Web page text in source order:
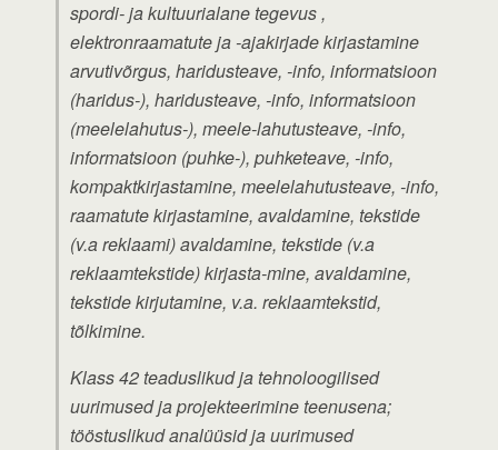
spordi- ja kultuurialane tegevus ,
elektronraamatute ja -ajakirjade kirjastamine
arvutivõrgus, haridusteave, -info, informatsioon
(haridus-), haridusteave, -info, informatsioon
(meelelahutus-), meele-lahutusteave, -info,
informatsioon (puhke-), puhketeave, -info,
kompaktkirjastamine, meelelahutusteave, -info,
raamatute kirjastamine, avaldamine, tekstide
(v.a reklaami) avaldamine, tekstide (v.a
reklaamtekstide) kirjasta-mine, avaldamine,
tekstide kirjutamine, v.a. reklaamtekstid,
tõlkimine.
Klass 42 teaduslikud ja tehnoloogilised
uurimused ja projekteerimine teenusena;
tööstuslikud analüüsid ja uurimused